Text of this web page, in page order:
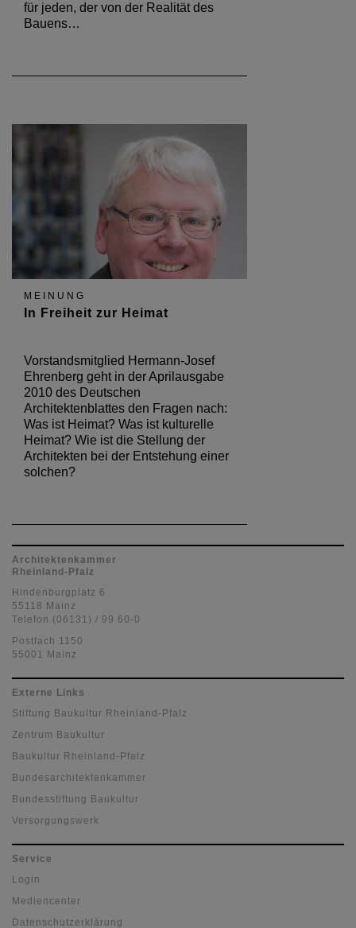
für jeden, der von der Realität des
Bauens…
MEINUNG
In Freiheit zur Heimat
Vorstandsmitglied Hermann-Josef
Ehrenberg geht in der Aprilausgabe
2010 des Deutschen
Architektenblattes den Fragen nach:
Was ist Heimat? Was ist kulturelle
Heimat? Wie ist die Stellung der
Architekten bei der Entstehung einer
solchen?
Architektenkammer
Rheinland-Pfalz
Hindenburgplatz 6
55118 Mainz
Telefon (06131) / 99 60-0
Postfach 1150
55001 Mainz
Externe Links
Stiftung Baukultur Rheinland-Pfalz
Zentrum Baukultur
Baukultur Rheinland-Pfalz
Bundesarchitektenkammer
Bundesstiftung Baukultur
Versorgungswerk
Service
Login
Mediencenter
Datenschutzerklärung